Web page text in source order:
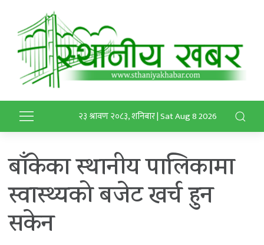
२३ श्रावण २०८३, शनिबार | Sat Aug 8 2026
बाँकेका स्थानीय पालिकामा
स्वास्थ्यको बजेट खर्च हुन
सकेन